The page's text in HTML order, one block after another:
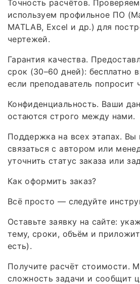
Точность расчётов.
используем профильное ПО
MATLAB, Excel и др.) для
чертежей.
Гарантия качества.
срок (30–60 дней): бесплатно
если преподаватель попросит
Конфиденциальность. Ваши
остаются строго между нами.
Поддержка на всех этапах. Вы
связаться с автором или
уточнить статус заказа или
Как оформить заказ?
Всё просто — следуйте
Оставьте заявку на сайте:
тему, сроки, объём и
есть).
Получите расчёт стоимости.
сложность задачи и сообщит